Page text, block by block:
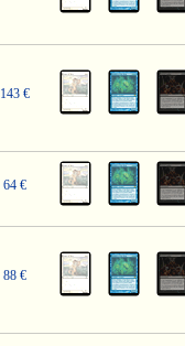
143 €
64 €
88 €